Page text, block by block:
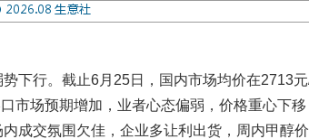
下行。截止6月25日，国内市场均价在2713
市场预期增加，业者心态偏弱，价格重心下
成交氛围欠佳，企业多让利出货，周内甲醇价